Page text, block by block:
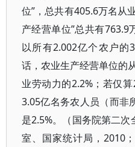
位”，总共有405.6万名从
产经营单位”总共有763.9
以所有2.002亿个农户的
话，农业生产经营单位的
业劳动力的2.2%；若仅
3.05亿名务农人员（而非
是2.5%。（国务院第二
室、国家统计局，2010